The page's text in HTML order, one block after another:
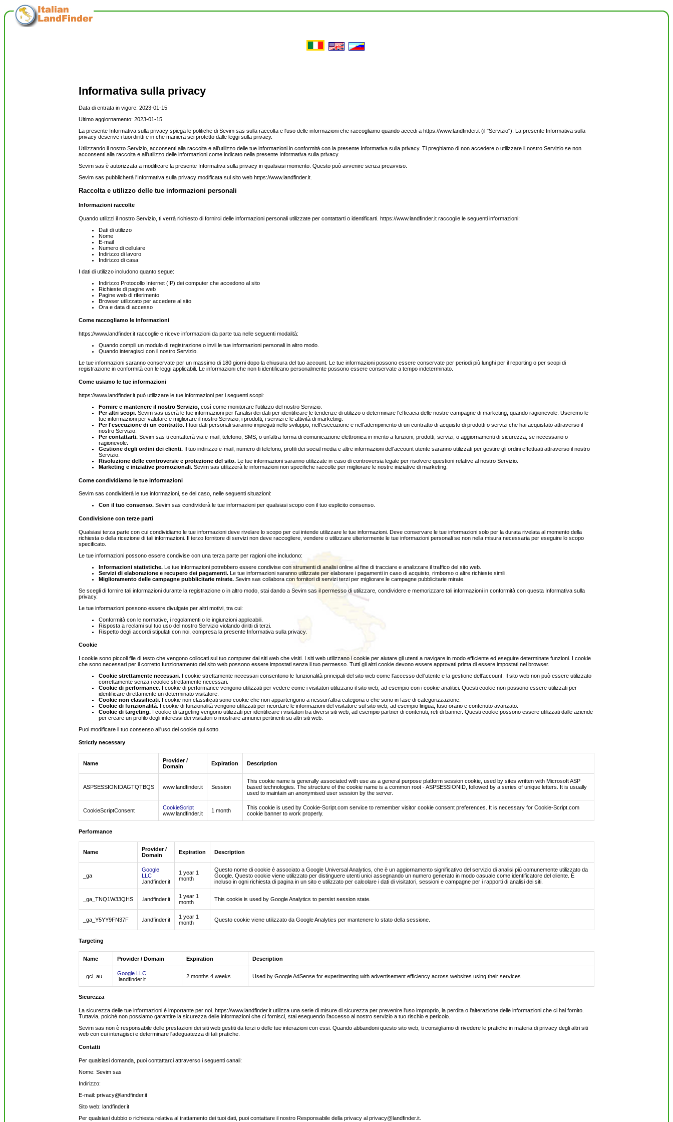
Informativa sulla privacy
Data di entrata in vigore: 2023-01-15
Ultimo aggiornamento: 2023-01-15
La presente Informativa sulla privacy spiega le politiche di Sevim sas sulla raccolta e l'uso delle informazioni che raccogliamo quando accedi a https://www.landfinder.it (il "Servizio"). La presente Informativa sulla
privacy descrive i tuoi diritti e in che maniera sei protetto dalle leggi sulla privacy.
Utilizzando il nostro Servizio, acconsenti alla raccolta e all'utilizzo delle tue informazioni in conformità con la presente Informativa sulla privacy. Ti preghiamo di non accedere o utilizzare il nostro Servizio se non
acconsenti alla raccolta e all'utilizzo delle informazioni come indicato nella presente Informativa sulla privacy.
Sevim sas è autorizzata a modificare la presente Informativa sulla privacy in qualsiasi momento. Questo può avvenire senza preavviso.
Sevim sas pubblicherà l'Informativa sulla privacy modificata sul sito web https://www.landfinder.it.
Raccolta e utilizzo delle tue informazioni personali
Informazioni raccolte
Quando utilizzi il nostro Servizio, ti verrà richiesto di fornirci delle informazioni personali utilizzate per contattarti o identificarti. https://www.landfinder.it raccoglie le seguenti informazioni:
Dati di utilizzo
Nome
E-mail
Numero di cellulare
Indirizzo di lavoro
Indirizzo di casa
I dati di utilizzo includono quanto segue:
Indirizzo Protocollo Internet (IP) dei computer che accedono al sito
Richieste di pagine web
Pagine web di riferimento
Browser utilizzato per accedere al sito
Ora e data di accesso
Come raccogliamo le informazioni
https://www.landfinder.it raccoglie e riceve informazioni da parte tua nelle seguenti modalità:
Quando compili un modulo di registrazione o invii le tue informazioni personali in altro modo.
Quando interagisci con il nostro Servizio.
Le tue informazioni saranno conservate per un massimo di 180 giorni dopo la chiusura del tuo account. Le tue informazioni possono essere conservate per periodi più lunghi per il reporting o per scopi di
registrazione in conformità con le leggi applicabili. Le informazioni che non ti identificano personalmente possono essere conservate a tempo indeterminato.
Come usiamo le tue informazioni
https://www.landfinder.it può utilizzare le tue informazioni per i seguenti scopi:
Fornire e mantenere il nostro Servizio, così come monitorare l'utilizzo del nostro Servizio.
Per altri scopi. Sevim sas userà le tue informazioni per l'analisi dei dati per identificare le tendenze di utilizzo o determinare l'efficacia delle nostre campagne di marketing, quando ragionevole. Useremo le
tue informazioni per valutare e migliorare il nostro Servizio, i prodotti, i servizi e le attività di marketing.
Per l'esecuzione di un contratto. I tuoi dati personali saranno impiegati nello sviluppo, nell'esecuzione e nell'adempimento di un contratto di acquisto di prodotti o servizi che hai acquistato attraverso il
nostro Servizio.
Per contattarti. Sevim sas ti contatterà via e-mail, telefono, SMS, o un'altra forma di comunicazione elettronica in merito a funzioni, prodotti, servizi, o aggiornamenti di sicurezza, se necessario o
ragionevole.
Gestione degli ordini dei clienti. Il tuo indirizzo e-mail, numero di telefono, profili dei social media e altre informazioni dell'account utente saranno utilizzati per gestire gli ordini effettuati attraverso il nostro
Servizio.
Risoluzione delle controversie e protezione del sito. Le tue informazioni saranno utilizzate in caso di controversia legale per risolvere questioni relative al nostro Servizio.
Marketing e iniziative promozionali. Sevim sas utilizzerà le informazioni non specifiche raccolte per migliorare le nostre iniziative di marketing.
Come condividiamo le tue informazioni
Sevim sas condividerà le tue informazioni, se del caso, nelle seguenti situazioni:
Con il tuo consenso. Sevim sas condividerà le tue informazioni per qualsiasi scopo con il tuo esplicito consenso.
Condivisione con terze parti
Qualsiasi terza parte con cui condividiamo le tue informazioni deve rivelare lo scopo per cui intende utilizzare le tue informazioni. Deve conservare le tue informazioni solo per la durata rivelata al momento della
richiesta o della ricezione di tali informazioni. Il terzo fornitore di servizi non deve raccogliere, vendere o utilizzare ulteriormente le tue informazioni personali se non nella misura necessaria per eseguire lo scopo
specificato.
Le tue informazioni possono essere condivise con una terza parte per ragioni che includono:
Informazioni statistiche. Le tue informazioni potrebbero essere condivise con strumenti di analisi online al fine di tracciare e analizzare il traffico del sito web.
Servizi di elaborazione e recupero dei pagamenti. Le tue informazioni saranno utilizzate per elaborare i pagamenti in caso di acquisto, rimborso o altre richieste simili.
Miglioramento delle campagne pubblicitarie mirate. Sevim sas collabora con fornitori di servizi terzi per migliorare le campagne pubblicitarie mirate.
Se scegli di fornire tali informazioni durante la registrazione o in altro modo, stai dando a Sevim sas il permesso di utilizzare, condividere e memorizzare tali informazioni in conformità con questa Informativa sulla
privacy.
Le tue informazioni possono essere divulgate per altri motivi, tra cui:
Conformità con le normative, i regolamenti o le ingiunzioni applicabili.
Risposta a reclami sul tuo uso del nostro Servizio violando diritti di terzi.
Rispetto degli accordi stipulati con noi, compresa la presente Informativa sulla privacy.
Cookie
I cookie sono piccoli file di testo che vengono collocati sul tuo computer dai siti web che visiti. I siti web utilizzano i cookie per aiutare gli utenti a navigare in modo efficiente ed eseguire determinate funzioni. I cookie
che sono necessari per il corretto funzionamento del sito web possono essere impostati senza il tuo permesso. Tutti gli altri cookie devono essere approvati prima di essere impostati nel browser.
Cookie strettamente necessari. I cookie strettamente necessari consentono le funzionalità principali del sito web come l'accesso dell'utente e la gestione dell'account. Il sito web non può essere utilizzato
correttamente senza i cookie strettamente necessari.
Cookie di performance. I cookie di performance vengono utilizzati per vedere come i visitatori utilizzano il sito web, ad esempio con i cookie analitici. Questi cookie non possono essere utilizzati per
identificare direttamente un determinato visitatore.
Cookie non classificati. I cookie non classificati sono cookie che non appartengono a nessun'altra categoria o che sono in fase di categorizzazione.
Cookie di funzionalità. I cookie di funzionalità vengono utilizzati per ricordare le informazioni del visitatore sul sito web, ad esempio lingua, fuso orario e contenuto avanzato.
Cookie di targeting. I cookie di targeting vengono utilizzati per identificare i visitatori tra diversi siti web, ad esempio partner di contenuti, reti di banner. Questi cookie possono essere utilizzati dalle aziende
per creare un profilo degli interessi dei visitatori o mostrare annunci pertinenti su altri siti web.
Puoi modificare il tuo consenso all'uso dei cookie qui sotto.
Strictly necessary
Name
Provider /
Domain
Expiration Description
ASPSESSIONIDAGTQTBQS www.landfinder.it Session
This cookie name is generally associated with use as a general purpose platform session cookie, used by sites written with Microsoft ASP
based technologies. The structure of the cookie name is a common root - ASPSESSIONID, followed by a series of unique letters. It is usually
used to maintain an anonymised user session by the server.
CookieScriptConsent
CookieScript
www.landfinder.it
1 month
This cookie is used by Cookie-Script.com service to remember visitor cookie consent preferences. It is necessary for Cookie-Script.com
cookie banner to work properly.
Performance
Name
Provider /
Domain
Expiration Description
_ga
Google
LLC
.landfinder.it
1 year 1
month
Questo nome di cookie è associato a Google Universal Analytics, che è un aggiornamento significativo del servizio di analisi più comunemente utilizzato da
Google. Questo cookie viene utilizzato per distinguere utenti unici assegnando un numero generato in modo casuale come identificatore del cliente. È
incluso in ogni richiesta di pagina in un sito e utilizzato per calcolare i dati di visitatori, sessioni e campagne per i rapporti di analisi dei siti.
_ga_TNQ1W33QHS .landfinder.it
1 year 1
month
This cookie is used by Google Analytics to persist session state.
_ga_Y5YY9FN37F .landfinder.it
1 year 1
month
Questo cookie viene utilizzato da Google Analytics per mantenere lo stato della sessione.
Targeting
Name Provider / Domain Expiration Description
_gcl_au
Google LLC
.landfinder.it
2 months 4 weeks Used by Google AdSense for experimenting with advertisement efficiency across websites using their services
Sicurezza
La sicurezza delle tue informazioni è importante per noi. https://www.landfinder.it utilizza una serie di misure di sicurezza per prevenire l'uso improprio, la perdita o l'alterazione delle informazioni che ci hai fornito.
Tuttavia, poiché non possiamo garantire la sicurezza delle informazioni che ci fornisci, stai eseguendo l'accesso al nostro servizio a tuo rischio e pericolo.
Sevim sas non è responsabile delle prestazioni dei siti web gestiti da terzi o delle tue interazioni con essi. Quando abbandoni questo sito web, ti consigliamo di rivedere le pratiche in materia di privacy degli altri siti
web con cui interagisci e determinare l'adeguatezza di tali pratiche.
Contatti
Per qualsiasi domanda, puoi contattarci attraverso i seguenti canali:
Nome: Sevim sas
Indirizzo:
E-mail: privacy@landfinder.it
Sito web: landfinder.it
Per qualsiasi dubbio o richiesta relativa al trattamento dei tuoi dati, puoi contattare il nostro Responsabile della privacy al privacy@landfinder.it.